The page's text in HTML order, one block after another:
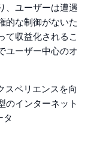
、ユーザーは遭遇
的な制御がないた
て収益化されるこ
ユーザー中心のオ
ペリエンスを向
のインターネット
タ